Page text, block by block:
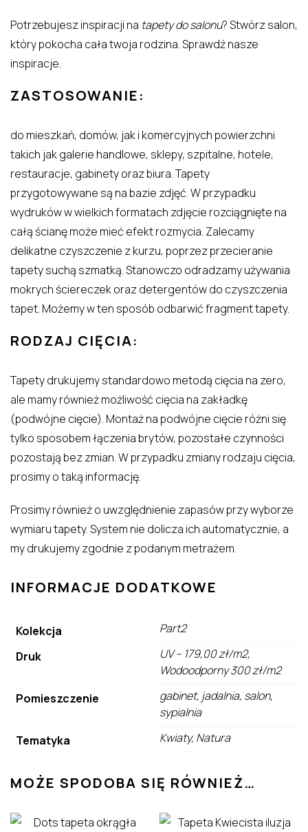
Potrzebujesz inspiracji na tapety do salonu? Stwórz salon,
który pokocha cała twoja rodzina. Sprawdź nasze
inspiracje.
ZASTOSOWANIE:
do mieszkań, domów, jak i komercyjnych powierzchni
takich jak galerie handlowe, sklepy, szpitalne, hotele,
restauracje, gabinety oraz biura. Tapety
przygotowywane są na bazie zdjęć. W przypadku
wydruków w wielkich formatach zdjęcie rozciągnięte na
całą ścianę może mieć efekt rozmycia. Zalecamy
delikatne czyszczenie z kurzu, poprzez przecieranie
tapety suchą szmatką. Stanowczo odradzamy używania
mokrych ściereczek oraz detergentów do czyszczenia
tapet. Możemy w ten sposób odbarwić fragment tapety.
RODZAJ CIĘCIA:
Tapety drukujemy standardowo metodą cięcia na zero,
ale mamy również możliwość cięcia na zakładkę
(podwójne cięcie). Montaż na podwójne cięcie różni się
tylko sposobem łączenia brytów, pozostałe czynności
pozostają bez zmian. W przypadku zmiany rodzaju cięcia,
prosimy o taką informację.
Prosimy również o uwzględnienie zapasów przy wyborze
wymiaru tapety. System nie dolicza ich automatycznie, a
my drukujemy zgodnie z podanym metrażem.
INFORMACJE DODATKOWE
Kolekcja
Part2
Druk
UV – 179,00 zł/m2,
Wodoodporny 300 zł/m2
Pomieszczenie
gabinet, jadalnia, salon,
sypialnia
Tematyka
Kwiaty, Natura
MOŻE SPODOBA SIĘ RÓWNIEŻ…